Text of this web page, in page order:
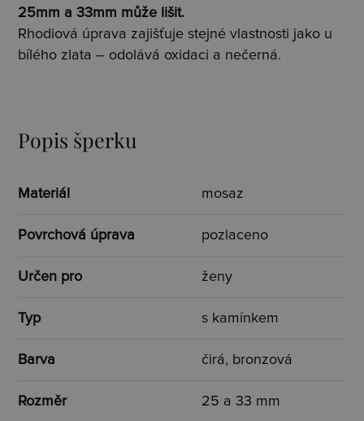
25mm a 33mm může lišit.
Rhodiová úprava zajišťuje stejné vlastnosti jako u
bílého zlata – odolává oxidaci a nečerná.
Popis šperku
Materiál mosaz
Povrchová úprava pozlaceno
Určen pro ženy
Typ s kamínkem
Barva čirá, bronzová
Rozměr 25 a 33 mm